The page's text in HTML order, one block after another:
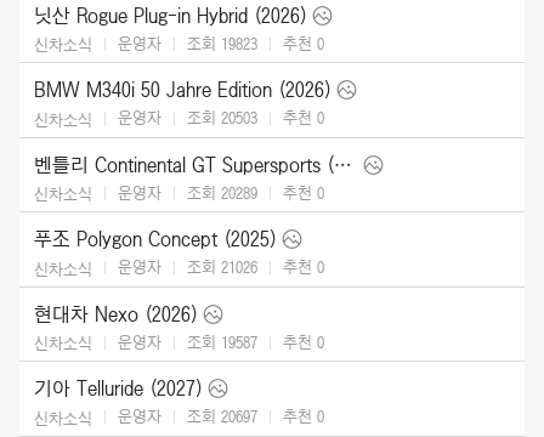
닛산 Rogue Plug-in Hybrid (2026)
신차소식 운영자 조회 19823 추천 0
BMW M340i 50 Jahre Edition (2026)
신차소식 운영자 조회 20503 추천 0
벤틀리 Continental GT Supersports (2027)
신차소식 운영자 조회 20289 추천 0
푸조 Polygon Concept (2025)
신차소식 운영자 조회 21026 추천 0
현대차 Nexo (2026)
신차소식 운영자 조회 19587 추천 0
기아 Telluride (2027)
신차소식 운영자 조회 20697 추천 0